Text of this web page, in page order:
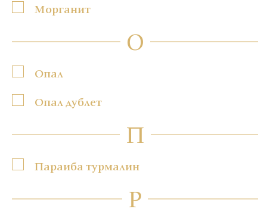
Морганит
О
Опал
Опал дублет
П
Параиба турмалин
Р